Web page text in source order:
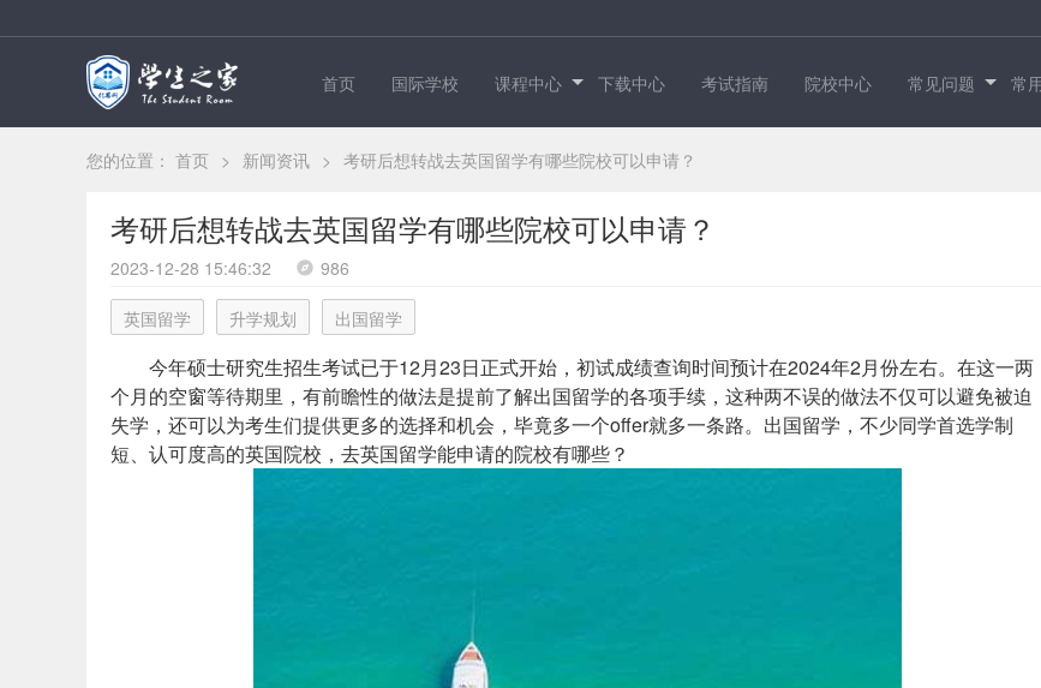
首页 国际学校 课程中心 下载中心 考试指南 院校中心 常见问题 常
您的位置： 首页 > 新闻资讯 > 考研后想转战去英国留学有哪些院校可以申请？
考研后想转战去英国留学有哪些院校可以申请？
2023-12-28 15:46:32 986
英国留学 升学规划 出国留学
今年硕士研究生招生考试已于12月23日正式开始，初试成绩查询时间预计在2024年2月份左右。在这一两
个月的空窗等待期里，有前瞻性的做法是提前了解出国留学的各项手续，这种两不误的做法不仅可以避免被迫
失学，还可以为考生们提供更多的选择和机会，毕竟多一个offer就多一条路。出国留学，不少同学首选学制
短、认可度高的英国院校，去英国留学能申请的院校有哪些？